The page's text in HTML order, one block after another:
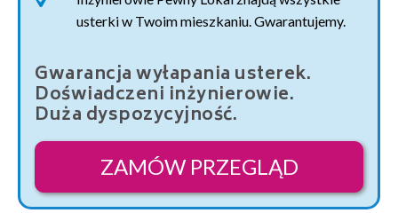
usterki w Twoim mieszkaniu. Gwarantujemy.
Gwarancja wyłapania usterek.
Doświadczeni inżynierowie.
Duża dyspozycyjność.
ZAMÓW PRZEGLĄD